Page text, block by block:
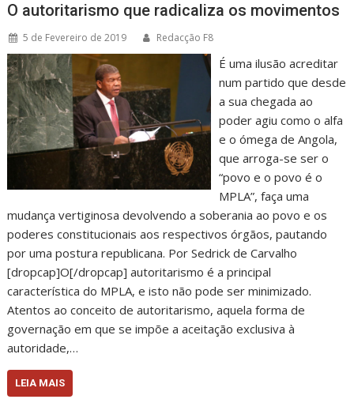
O autoritarismo que radicaliza os movimentos
5 de Fevereiro de 2019 Redacção F8
É uma ilusão acreditar
num partido que desde
a sua chegada ao
poder agiu como o alfa
e o ómega de Angola,
que arroga-se ser o
“povo e o povo é o
MPLA”, faça uma
mudança vertiginosa devolvendo a soberania ao povo e os
poderes constitucionais aos respectivos órgãos, pautando
por uma postura republicana. Por Sedrick de Carvalho
[dropcap]O[/dropcap] autoritarismo é a principal
característica do MPLA, e isto não pode ser minimizado.
Atentos ao conceito de autoritarismo, aquela forma de
governação em que se impõe a aceitação exclusiva à
autoridade,…
LEIA MAIS